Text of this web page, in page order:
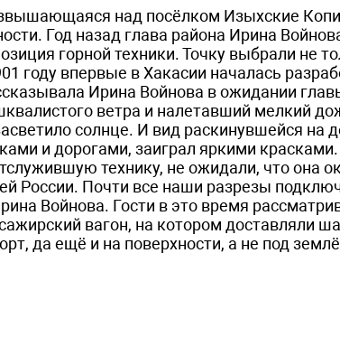
над посёлком Изыхские
Год назад глава района Ирина
горной техники. Точку выбрали не
году впервые в Хакасии началась
Ирина Войнова в ожидании
ветра и налетавший мелкий
солнце. И вид раскинувшейся на
и дорогами, заиграл яркими красками.
технику, не ожидали, что она
России. Почти все наши разрезы
Войнова. Гости в это время
вагон, на котором доставляли
да ещё и на поверхности, а не под